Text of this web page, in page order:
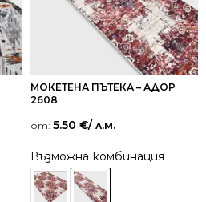
МОКЕТЕНА ПЪТЕКА – АДОР
2608
от: 5.50 €/ л.м.
Възможна комбинация